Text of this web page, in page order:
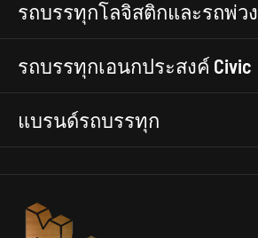
รถบรรทุกโลจิสติกและรถพ่วง
รถบรรทุกเอนกประสงค์ Civic
แบรนด์รถบรรทุก